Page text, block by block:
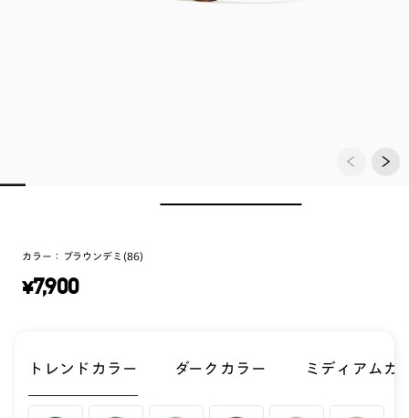
カラー： ブラウンデミ(86)
¥7,900
トレンドカラー ダークカラー ミディアムカ